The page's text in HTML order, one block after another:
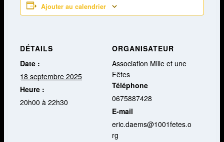
Ajouter au calendrier
DÉTAILS
Date :
18 septembre 2025
Heure :
20h00 à 22h30
ORGANISATEUR
Association Mille et une
Fêtes
Téléphone
0675887428
E-mail
eric.daems@1001fetes.o
rg